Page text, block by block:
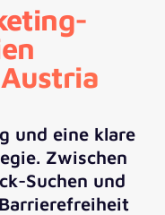
und eine klare
Zwischen
Suchen und